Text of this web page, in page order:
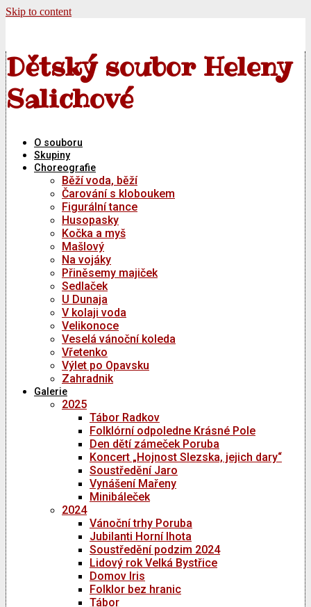
Skip to content
Dětský soubor Heleny
Salichové
O souboru
Skupiny
Choreografie
Běží voda, běží
Čarování s kloboukem
Figurální tance
Husopasky
Kočka a myš
Mašlový
Na vojáky
Přiněsemy majiček
Sedlaček
U Dunaja
V kolaji voda
Velikonoce
Veselá vánoční koleda
Vřetenko
Výlet po Opavsku
Zahradnik
Galerie
2025
Tábor Radkov
Folklórní odpoledne Krásné Pole
Den dětí zámeček Poruba
Koncert „Hojnost Slezska, jejich dary“
Soustředění Jaro
Vynášení Mařeny
Minibáleček
2024
Vánoční trhy Poruba
Jubilanti Horní lhota
Soustředění podzim 2024
Lidový rok Velká Bystřice
Domov Iris
Folklor bez hranic
Tábor